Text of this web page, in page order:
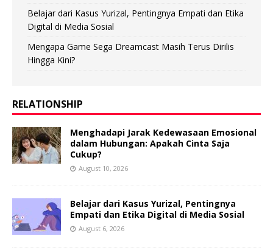
Belajar dari Kasus Yurizal, Pentingnya Empati dan Etika
Digital di Media Sosial
Mengapa Game Sega Dreamcast Masih Terus Dirilis
Hingga Kini?
RELATIONSHIP
Menghadapi Jarak Kedewasaan Emosional
dalam Hubungan: Apakah Cinta Saja
Cukup?
August 10, 2026
Belajar dari Kasus Yurizal, Pentingnya
Empati dan Etika Digital di Media Sosial
August 6, 2026